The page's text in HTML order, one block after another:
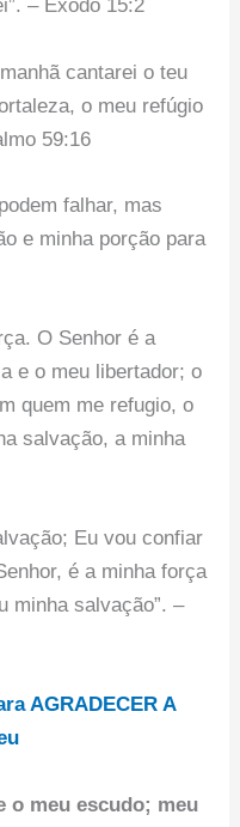
– Êxodo 15:2
cantarei o teu
o meu refúgio
59:16
falhar, mas
e minha porção para
O Senhor é a
e o meu libertador; o
quem me refugio, o
salvação, a minha
Eu vou confiar
é a minha força
minha salvação”. –
AGRADECER A
o meu escudo; meu